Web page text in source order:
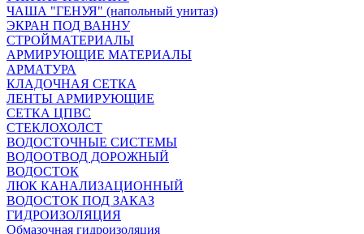
ЧАША "ГЕНУЯ" (напольный унитаз)
ЭКРАН ПОД ВАННУ
СТРОЙМАТЕРИАЛЫ
АРМИРУЮЩИЕ МАТЕРИАЛЫ
АРМАТУРА
КЛАДОЧНАЯ СЕТКА
ЛЕНТЫ АРМИРУЮЩИЕ
СЕТКА ЦПВС
СТЕКЛОХОЛСТ
ВОДОСТОЧНЫЕ СИСТЕМЫ
ВОДООТВОД ДОРОЖНЫЙ
ВОДОСТОК
ЛЮК КАНАЛИЗАЦИОННЫЙ
ВОДОСТОК ПОД ЗАКАЗ
ГИДРОИЗОЛЯЦИЯ
Обмазочная гидроизоляция